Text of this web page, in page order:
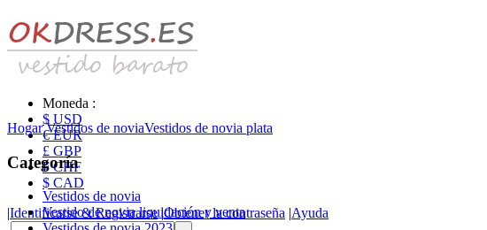
Moneda :
$ USD
€ EUR
£ GBP
₣ CHF
$ CAD
|Identificarse & Registrarse |Obtener la contraseña |Ayuda
Hogar Vestidos de noviaVestidos de novia plata
Categoría
Vestidos de novia
Vestido de novia liquidación y venta